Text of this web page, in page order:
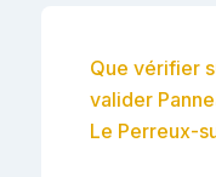
Que vérifier
valider
Le Perreux-